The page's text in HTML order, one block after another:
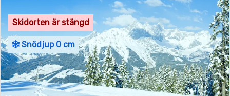
Skidorten är stängd
Snödjup 0 cm